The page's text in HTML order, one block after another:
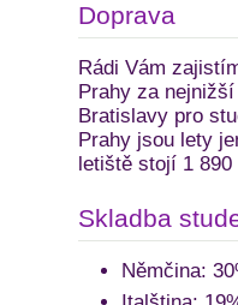
Doprava
Rádi Vám
Prahy za
Bratislavy pro
Prahy jsou lety
letiště stojí 1 890
Skladba
Němčina: